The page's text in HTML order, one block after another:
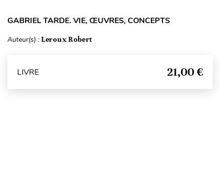
GABRIEL TARDE. VIE, ŒUVRES, CONCEPTS
Auteur(s) : Leroux Robert
LIVRE 21,00 €